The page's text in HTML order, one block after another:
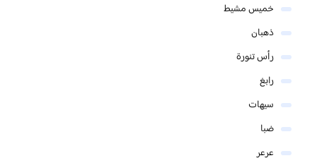
خميس مشيط
ذهبان
رأس تنورة
رابغ
سيهات
ضبا
عرعر